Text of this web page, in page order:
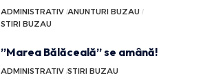
ADMINISTRATIV ANUNTURI BUZAU
STIRI BUZAU
”Marea Bălăceală” se amână!
ADMINISTRATIV STIRI BUZAU